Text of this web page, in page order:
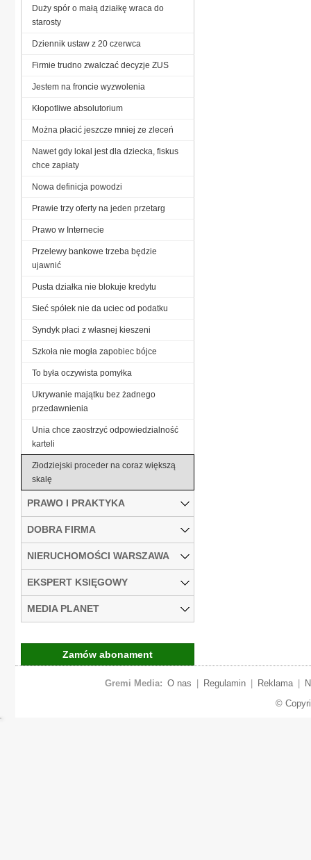
Duży spór o małą działkę wraca do
starosty
Dziennik ustaw z 20 czerwca
Firmie trudno zwalczać decyzje ZUS
Jestem na froncie wyzwolenia
Kłopotliwe absolutorium
Można płacić jeszcze mniej ze zleceń
Nawet gdy lokal jest dla dziecka, fiskus
chce zapłaty
Nowa definicja powodzi
Prawie trzy oferty na jeden przetarg
Prawo w Internecie
Przelewy bankowe trzeba będzie
ujawnić
Pusta działka nie blokuje kredytu
Sieć spółek nie da uciec od podatku
Syndyk płaci z własnej kieszeni
Szkoła nie mogła zapobiec bójce
To była oczywista pomyłka
Ukrywanie majątku bez żadnego
przedawnienia
Unia chce zaostrzyć odpowiedzialność
karteli
Złodziejski proceder na coraz większą
skalę
PRAWO I PRAKTYKA
DOBRA FIRMA
NIERUCHOMOŚCI WARSZAWA
EKSPERT KSIĘGOWY
MEDIA PLANET
Zamów abonament
Gremi Media: O nas Regulamin Reklama
©